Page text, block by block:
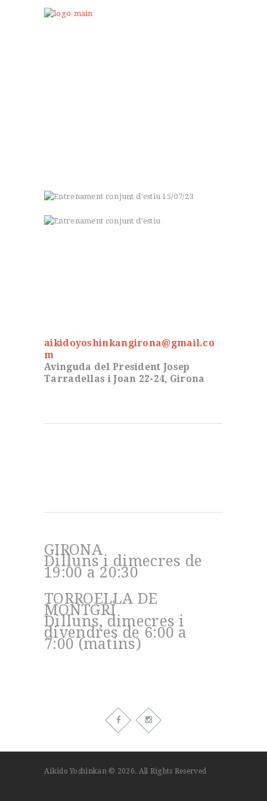
aikidoyoshinkangirona@gmail.co
m
Avinguda del President Josep
Tarradellas i Joan 22-24, Girona
GIRONA
Dilluns i dimecres de
19:00 a 20:30
TORROELLA DE
MONTGRÍ
Dilluns, dimecres i
divendres de 6:00 a
7:00 (matins)
Aikido Yoshinkan © 2026. All Rights Reserved